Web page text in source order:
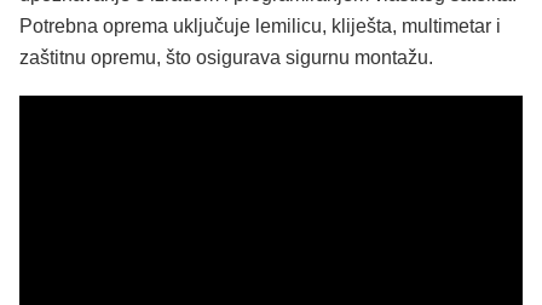
Potrebna oprema uključuje lemilicu, kliješta, multimetar i
zaštitnu opremu, što osigurava sigurnu montažu.